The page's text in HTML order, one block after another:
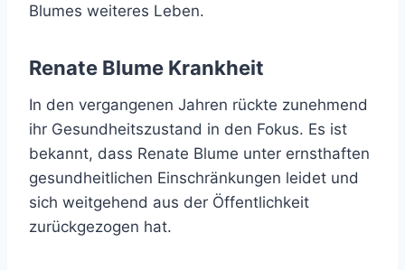
Blumes weiteres Leben.
Renate Blume Krankheit
In den vergangenen Jahren rückte zunehmend
ihr Gesundheitszustand in den Fokus. Es ist
bekannt, dass Renate Blume unter ernsthaften
gesundheitlichen Einschränkungen leidet und
sich weitgehend aus der Öffentlichkeit
zurückgezogen hat.